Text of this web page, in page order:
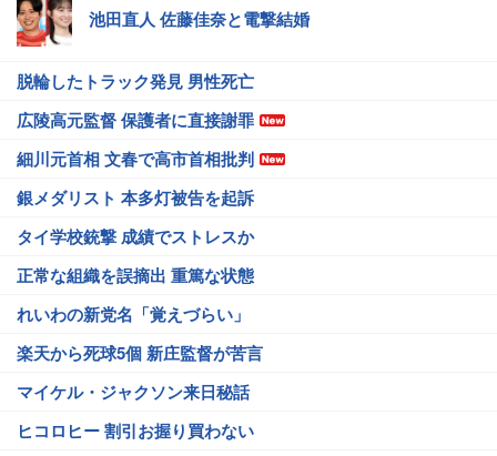
池田直人 佐藤佳奈と電撃結婚
脱輪したトラック発見 男性死亡
広陵高元監督 保護者に直接謝罪
細川元首相 文春で高市首相批判
銀メダリスト 本多灯被告を起訴
タイ学校銃撃 成績でストレスか
正常な組織を誤摘出 重篤な状態
れいわの新党名「覚えづらい」
楽天から死球5個 新庄監督が苦言
マイケル・ジャクソン来日秘話
ヒコロヒー 割引お握り買わない